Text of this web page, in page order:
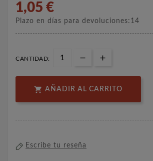
1,05 €
Plazo en días para devoluciones:14
CANTIDAD:
 AÑADIR AL CARRITO
Escribe tu reseña